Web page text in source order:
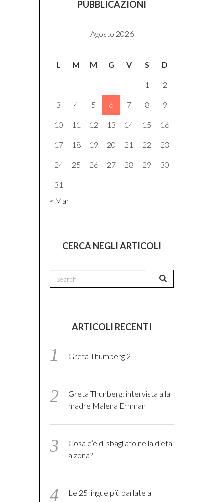
PUBBLICAZIONI
Agosto 2026
L M M G V S D
1 2
3 4 5 6 7 8 9
10 11 12 13 14 15 16
17 18 19 20 21 22 23
24 25 26 27 28 29 30
31
« Mar
CERCA NEGLI ARTICOLI
ARTICOLI RECENTI
Greta Thumberg 2
Greta Thunberg: intervista alla
madre Malena Ernman
Cosa c’è di sbagliato nella dieta
a zona?
Le 25 lingue più parlate al